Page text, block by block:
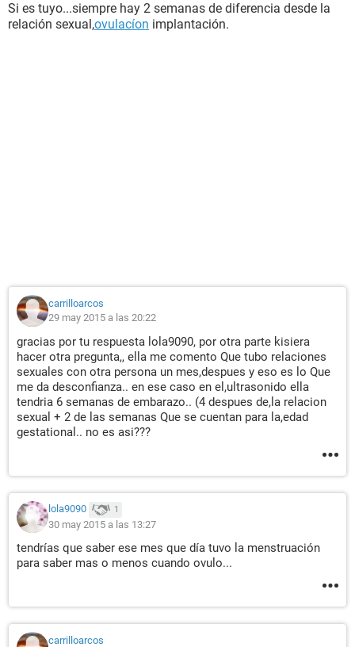
Si es tuyo...siempre hay 2 semanas de diferencia desde la
relación sexual,ovulacíon implantación.
carrilloarcos
29 may 2015 a las 20:22
gracias por tu respuesta lola9090, por otra parte kisiera
hacer otra pregunta,, ella me comento Que tubo relaciones
sexuales con otra persona un mes,despues y eso es lo Que
me da desconfianza.. en ese caso en el,ultrasonido ella
tendria 6 semanas de embarazo.. (4 despues de,la relacion
sexual + 2 de las semanas Que se cuentan para la,edad
gestational.. no es asi???
lola9090 1
30 may 2015 a las 13:27
tendrías que saber ese mes que día tuvo la menstruación
para saber mas o menos cuando ovulo...
carrilloarcos